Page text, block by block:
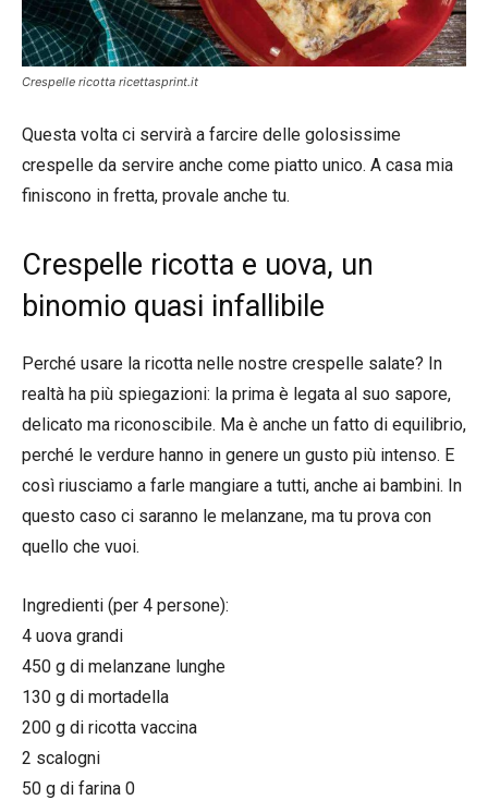
Crespelle ricotta ricettasprint.it
Questa volta ci servirà a farcire delle golosissime
crespelle da servire anche come piatto unico. A casa mia
finiscono in fretta, provale anche tu.
Crespelle ricotta e uova, un
binomio quasi infallibile
Perché usare la ricotta nelle nostre crespelle salate? In
realtà ha più spiegazioni: la prima è legata al suo sapore,
delicato ma riconoscibile. Ma è anche un fatto di equilibrio,
perché le verdure hanno in genere un gusto più intenso. E
così riusciamo a farle mangiare a tutti, anche ai bambini. In
questo caso ci saranno le melanzane, ma tu prova con
quello che vuoi.
Ingredienti (per 4 persone):
4 uova grandi
450 g di melanzane lunghe
130 g di mortadella
200 g di ricotta vaccina
2 scalogni
50 g di farina 0